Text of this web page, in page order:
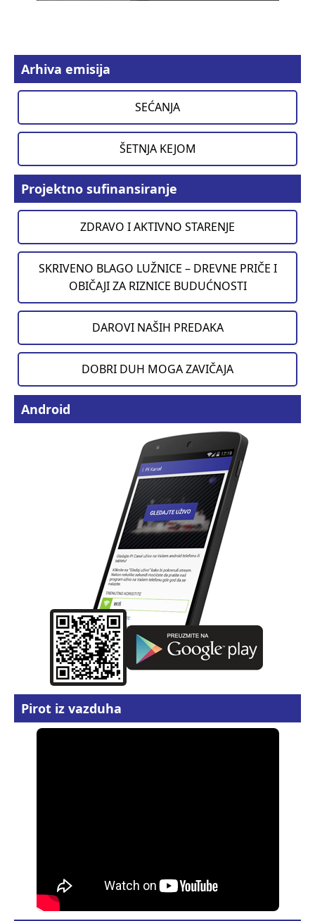
Arhiva emisija
SEĆANJA
ŠETNJA KEJOM
Projektno sufinansiranje
ZDRAVO I AKTIVNO STARENJE
SKRIVENO BLAGO LUŽNICE – DREVNE PRIČE I
OBIČAJI ZA RIZNICE BUDUĆNOSTI
DAROVI NAŠIH PREDAKA
DOBRI DUH MOGA ZAVIČAJA
Android
Pirot iz vazduha